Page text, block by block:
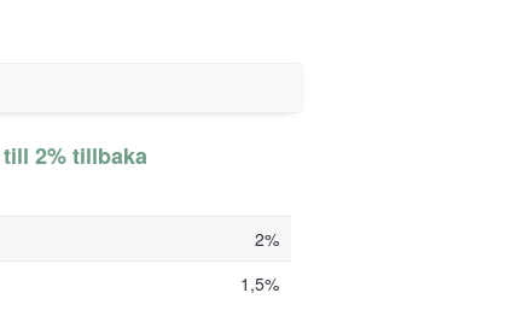
2% tillbaka
2%
1,5%